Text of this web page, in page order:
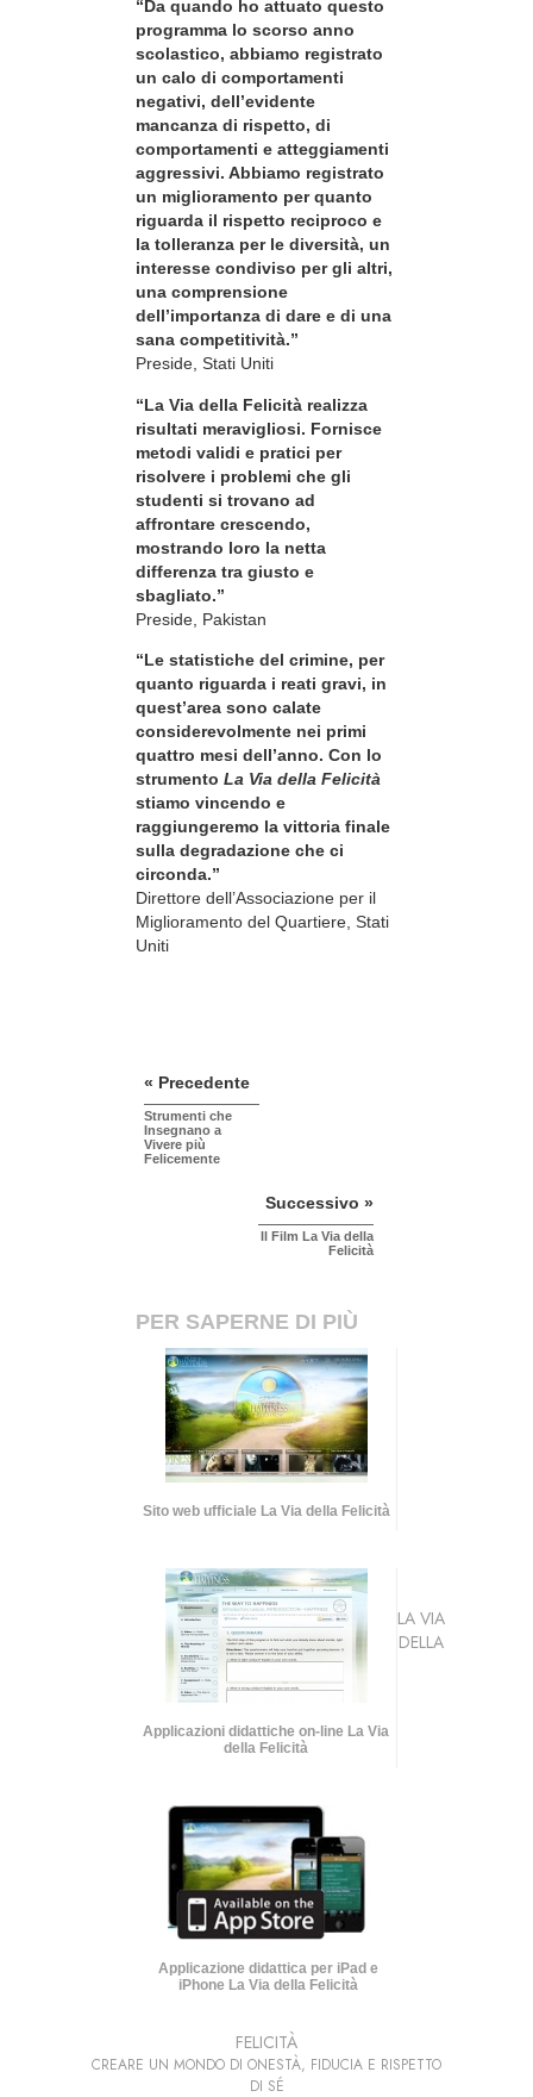
“Da quando ho attuato questo
programma lo scorso anno
scolastico, abbiamo registrato
un calo di comportamenti
negativi, dell’evidente
mancanza di rispetto, di
comportamenti e atteggiamenti
aggressivi. Abbiamo registrato
un miglioramento per quanto
riguarda il rispetto reciproco e
la tolleranza per le diversità, un
interesse condiviso per gli altri,
una comprensione
dell’importanza di dare e di una
sana competitività.”
Preside, Stati Uniti
“La Via della Felicità realizza
risultati meravigliosi. Fornisce
metodi validi e pratici per
risolvere i problemi che gli
studenti si trovano ad
affrontare crescendo,
mostrando loro la netta
differenza tra giusto e
sbagliato.”
Preside, Pakistan
“Le statistiche del crimine, per
quanto riguarda i reati gravi, in
quest’area sono calate
considerevolmente nei primi
quattro mesi dell’anno. Con lo
strumento La Via della Felicità
stiamo vincendo e
raggiungeremo la vittoria finale
sulla degradazione che ci
circonda.”
Direttore dell’Associazione per il
Miglioramento del Quartiere, Stati
Uniti
« Precedente
Strumenti che
Insegnano a
Vivere più
Felicemente
Successivo »
Il Film La Via della
Felicità
PER SAPERNE DI PIÙ
Sito web ufficiale La Via della Felicità
Applicazioni didattiche on-line La Via
della Felicità
Applicazione didattica per iPad e
iPhone La Via della Felicità
LA VIA
DELLA
FELICITÀ
CREARE UN MONDO DI ONESTÀ, FIDUCIA E RISPETTO
DI SÉ